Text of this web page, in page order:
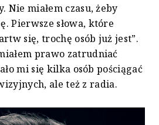
Nie miałem czasu, żeby
Pierwsze słowa, które
się, trochę osób już jest”.
prawo zatrudniać
mi się kilka osób pościągać
ale też z radia.